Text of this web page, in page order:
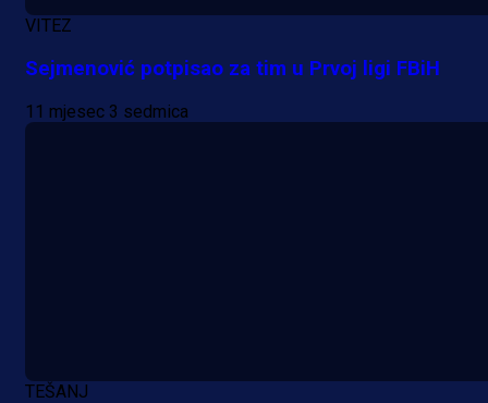
VITEZ
Sejmenović potpisao za tim u Prvoj ligi FBiH
11 mjesec 3 sedmica
TEŠANJ